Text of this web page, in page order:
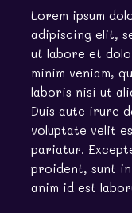
Lorem ipsum
adipiscing elit,
ut labore et
minim veniam,
laboris nisi ut
Duis aute irure
voluptate velit
pariatur.
proident, sunt
anim id est